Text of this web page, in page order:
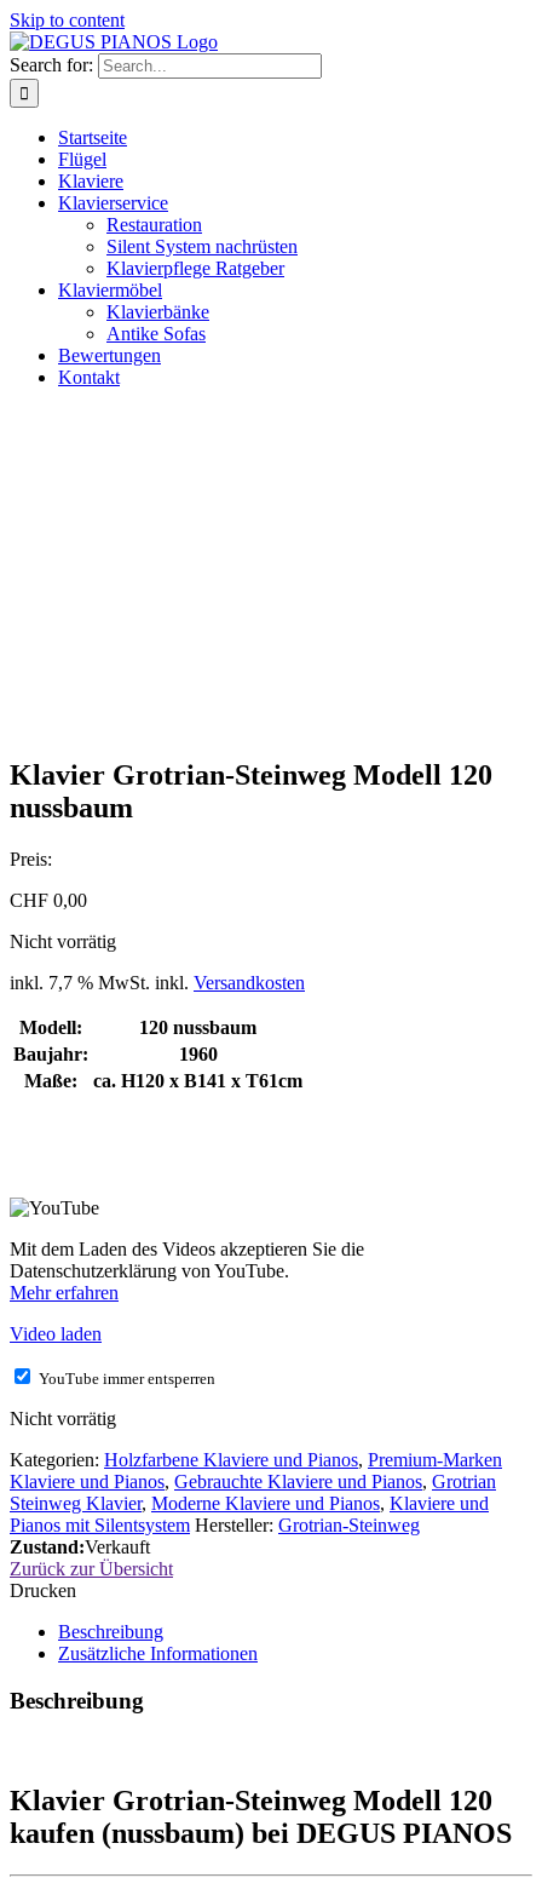
Skip to content
Search for:
Startseite
Flügel
Klaviere
Klavierservice
Restauration
Silent System nachrüsten
Klavierpflege Ratgeber
Klaviermöbel
Klavierbänke
Antike Sofas
Bewertungen
Kontakt
Klavier Grotrian-Steinweg Modell 120
nussbaum
Preis:
CHF 0,00
Nicht vorrätig
inkl. 7,7 % MwSt. inkl. Versandkosten
Modell:
120 nussbaum
Baujahr:
1960
Maße:
ca. H120 x B141 x T61cm
Mit dem Laden des Videos akzeptieren Sie die
Datenschutzerklärung von YouTube.
Mehr erfahren
Video laden
YouTube immer entsperren
Nicht vorrätig
Kategorien: Holzfarbene Klaviere und Pianos, Premium-Marken
Klaviere und Pianos, Gebrauchte Klaviere und Pianos, Grotrian
Steinweg Klavier, Moderne Klaviere und Pianos, Klaviere und
Pianos mit Silentsystem Hersteller: Grotrian-Steinweg
Zustand:Verkauft
Zurück zur Übersicht
Drucken
Beschreibung
Zusätzliche Informationen
Beschreibung
Klavier Grotrian-Steinweg Modell 120
kaufen (nussbaum) bei DEGUS PIANOS